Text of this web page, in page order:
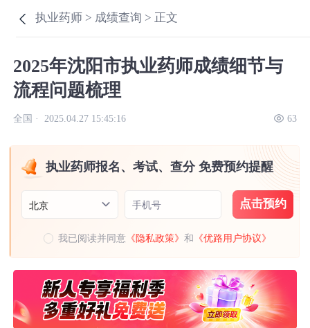
执业药师 > 成绩查询 > 正文
2025年沈阳市执业药师成绩细节与
流程问题梳理
全国 · 2025.04.27 15:45:16 63
执业药师报名、考试、查分 免费预约提醒
北京 手机号 点击预约
我已阅读并同意 《隐私政策》和 《优路用户协议》